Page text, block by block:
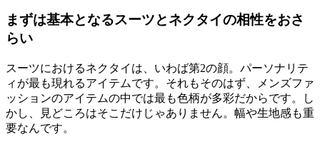
まずは基本となるスーツとネクタイの相性をおさ
らい
スーツにおけるネクタイは、いわば第2の顔。パーソナリテ
ィが最も現れるアイテムです。それもそのはず、メンズファ
ッションのアイテムの中では最も色柄が多彩だからです。し
かし、見どころはそこだけじゃありません。幅や生地感も重
要なんです。